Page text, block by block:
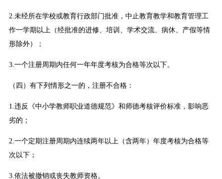
2.未经所在学校或教育行政部门批准，中止教育教学和教育管理工
作一学期以上（经批准的进修、培训、学术交流、病休、产假等情
形除外）；
3.一个注册周期内任何一年年度考核为合格等次以下。
（四）有下列情形之一的，注册不合格：
1.违反《中小学教师职业道德规范》和师德考核评价标准，影响恶
劣的；
2.一个定期注册周期内连续两年以上（含两年）年度考核为合格等
次以下；
3.依法被撤销或丧失教师资格。